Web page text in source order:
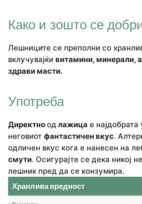
Како и зошто се
Лешниците се преполни со
вклучувајќи витамини, минерали,
здрави масти.
Употреба
Директноод лажица е
неговиот фантастичен вкус.
одличен вкус кога е нанесен на
смути. Осигурајте се дека никој
лешник пред да се конзумира.
Хранлива вредност